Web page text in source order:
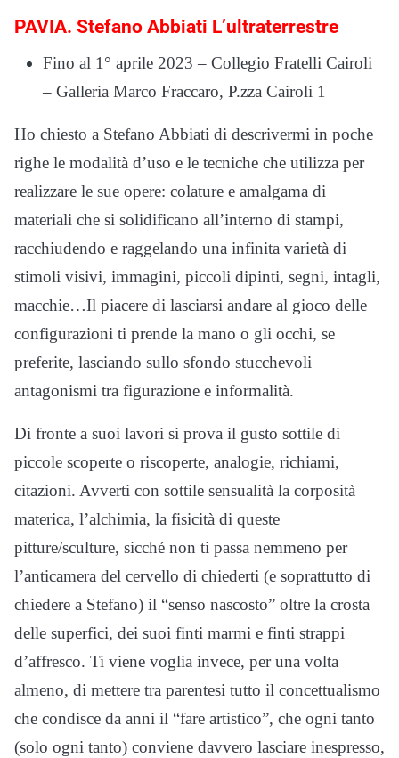
PAVIA. Stefano Abbiati L’ultraterrestre
Fino al 1° aprile 2023 – Collegio Fratelli Cairoli
– Galleria Marco Fraccaro, P.zza Cairoli 1
Ho chiesto a Stefano Abbiati di descrivermi in poche
righe le modalità d’uso e le tecniche che utilizza per
realizzare le sue opere: colature e amalgama di
materiali che si solidificano all’interno di stampi,
racchiudendo e raggelando una infinita varietà di
stimoli visivi, immagini, piccoli dipinti, segni, intagli,
macchie…Il piacere di lasciarsi andare al gioco delle
configurazioni ti prende la mano o gli occhi, se
preferite, lasciando sullo sfondo stucchevoli
antagonismi tra figurazione e informalità.
Di fronte a suoi lavori si prova il gusto sottile di
piccole scoperte o riscoperte, analogie, richiami,
citazioni. Avverti con sottile sensualità la corposità
materica, l’alchimia, la fisicità di queste
pitture/sculture, sicché non ti passa nemmeno per
l’anticamera del cervello di chiederti (e soprattutto di
chiedere a Stefano) il “senso nascosto” oltre la crosta
delle superfici, dei suoi finti marmi e finti strappi
d’affresco. Ti viene voglia invece, per una volta
almeno, di mettere tra parentesi tutto il concettualismo
che condisce da anni il “fare artistico”, che ogni tanto
(solo ogni tanto) conviene davvero lasciare inespresso,